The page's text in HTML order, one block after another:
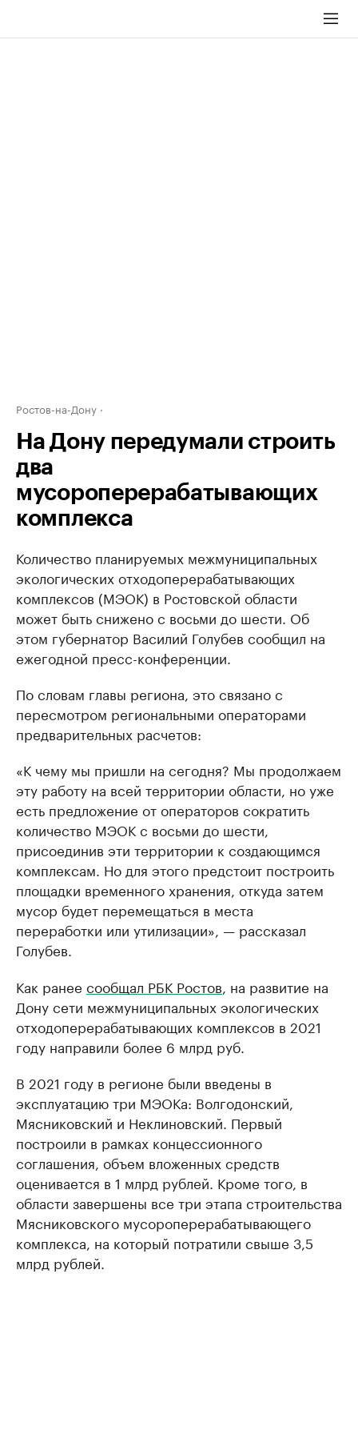
Ростов-на-Дону
На Дону передумали строить
два
мусороперерабатывающих
комплекса
Количество планируемых межмуниципальных
экологических отходоперерабатывающих
комплексов (МЭОК) в Ростовской области
может быть снижено с восьми до шести. Об
этом губернатор Василий Голубев сообщил на
ежегодной пресс-конференции.
По словам главы региона, это связано с
пересмотром региональными операторами
предварительных расчетов:
«К чему мы пришли на сегодня? Мы продолжаем
эту работу на всей территории области, но уже
есть предложение от операторов сократить
количество МЭОК с восьми до шести,
присоединив эти территории к создающимся
комплексам. Но для этого предстоит построить
площадки временного хранения, откуда затем
мусор будет перемещаться в места
переработки или утилизации», — рассказал
Голубев.
Как ранее сообщал РБК Ростов , на развитие на
Дону сети межмуниципальных экологических
отходоперерабатывающих комплексов в 2021
году направили более 6 млрд руб.
В 2021 году в регионе были введены в
эксплуатацию три МЭОКа: Волгодонский,
Мясниковский и Неклиновский. Первый
построили в рамках концессионного
соглашения, объем вложенных средств
оценивается в 1 млрд рублей. Кроме того, в
области завершены все три этапа строительства
Мясниковского мусороперерабатывающего
комплекса, на который потратили свыше 3,5
млрд рублей.